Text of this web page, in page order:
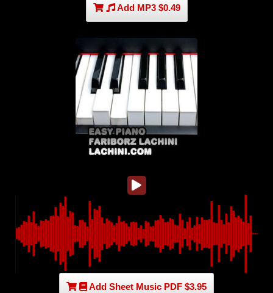
Add MP3 $0.49
Add Sheet Music PDF $3.95